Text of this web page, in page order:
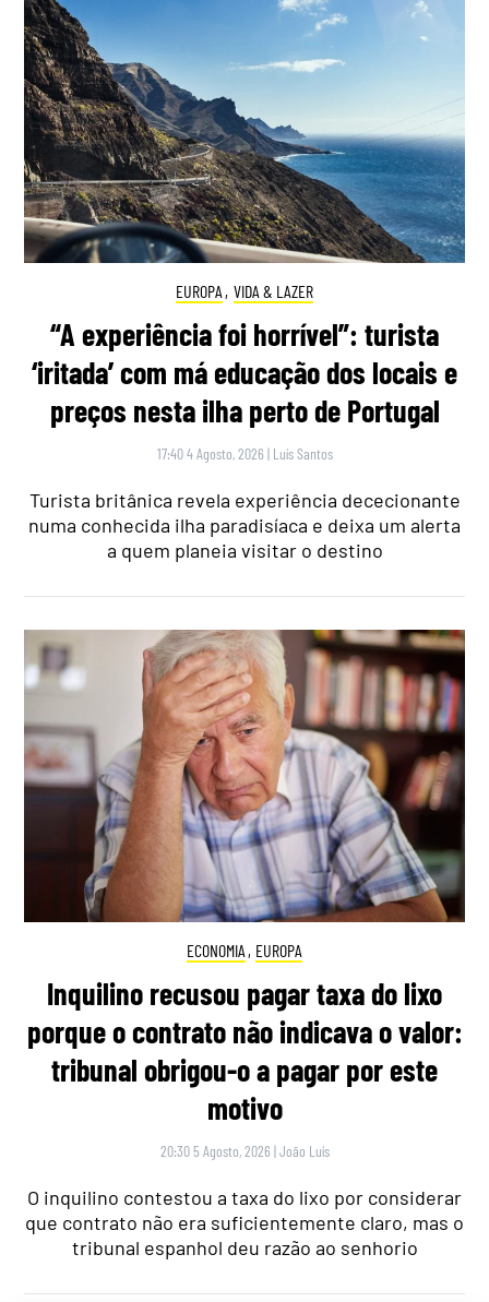
EUROPA , VIDA & LAZER
“A experiência foi horrível”: turista
‘iritada’ com má educação dos locais e
preços nesta ilha perto de Portugal
17:40 4 Agosto, 2026 | Luís Santos
Turista britânica revela experiência dececionante
numa conhecida ilha paradisíaca e deixa um alerta
a quem planeia visitar o destino
ECONOMIA , EUROPA
Inquilino recusou pagar taxa do lixo
porque o contrato não indicava o valor:
tribunal obrigou-o a pagar por este
motivo
20:30 5 Agosto, 2026 |João Luís
O inquilino contestou a taxa do lixo por considerar
que contrato não era suficientemente claro, mas o
tribunal espanhol deu razão ao senhorio